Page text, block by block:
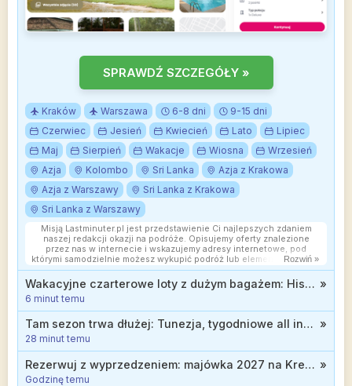
SPRAWDŹ SZCZEGÓŁY »
Kraków Warszawa 6-8 dni
9-15 dni
Czerwiec
Jesień Kwiecień Lato
Lipiec
Maj
Sierpień Wakacje Wiosna
Wrzesień
Azja
Kolombo Sri Lanka
Azja z Krakowa
Azja z Warszawy
Sri Lanka z Krakowa
Sri Lanka z Warszawy
Misją Lastminuter.pl jest przedstawienie Ci najlepszych zdaniem
naszej redakcji okazji na podróże. Opisujemy oferty znalezione
przez nas w internecie i wskazujemy adresy internetowe, pod
którymi samodzielnie możesz wykupić podróż lub elementy podróży.
Ceny w artykułach są aktualne w chwili publikacji. Możemy
otrzymywać wynagrodzenie od partnerów handlowych, do których
Cię przekierowujemy. Nie ma to wpływu na cenę Twojej wycieczki.
Rozwiń »
Wakacyjne czarterowe loty z dużym bagażem: Hiszpania, Turcja i Włochy za 399 zł »
6 minut temu
Tam sezon trwa dłużej: Tunezja, tygodniowe all inclusive za 1826 zł »
28 minut temu
Rezerwuj z wyprzedzeniem: majówka 2027 na Krecie w wydaniu all inclusive d 1699 zł »
Godzinę temu